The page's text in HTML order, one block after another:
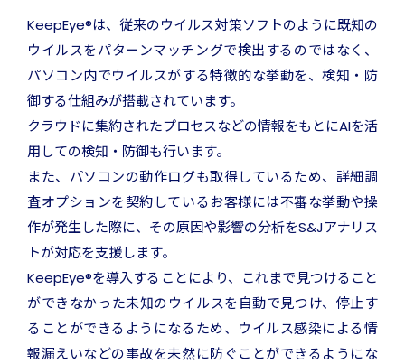
KeepEye®は、従来のウイルス対策ソフトのように既知の
ウイルスをパターンマッチングで検出するのではなく、
パソコン内でウイルスがする特徴的な挙動を、検知・防
御する仕組みが搭載されています。
クラウドに集約されたプロセスなどの情報をもとにAIを活
用しての検知・防御も行います。
また、パソコンの動作ログも取得しているため、詳細調
査オプションを契約しているお客様には不審な挙動や操
作が発生した際に、その原因や影響の分析をS&Jアナリス
トが対応を支援します。
KeepEye®を導入することにより、これまで見つけること
ができなかった未知のウイルスを自動で見つけ、停止す
ることができるようになるため、ウイルス感染による情
報漏えいなどの事故を未然に防ぐことができるようにな